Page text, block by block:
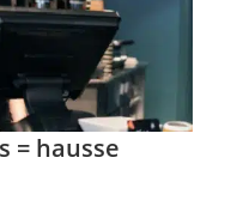
= hausse